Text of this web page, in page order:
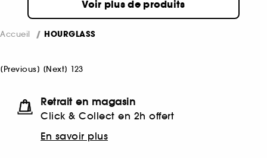
Voir plus de produits
Accueil HOURGLASS
[Previous] [Next] 123
Retrait en magasin
Click & Collect en 2h offert
En savoir plus